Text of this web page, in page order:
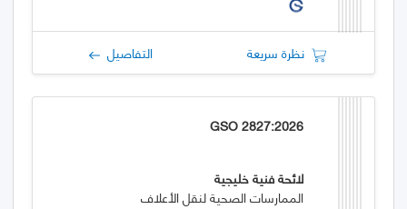
نظرة سريعة التفاصيل
GSO 2827:2026
لائحة فنية خليجية
الممارسات الصحية لنقل الأعلاف